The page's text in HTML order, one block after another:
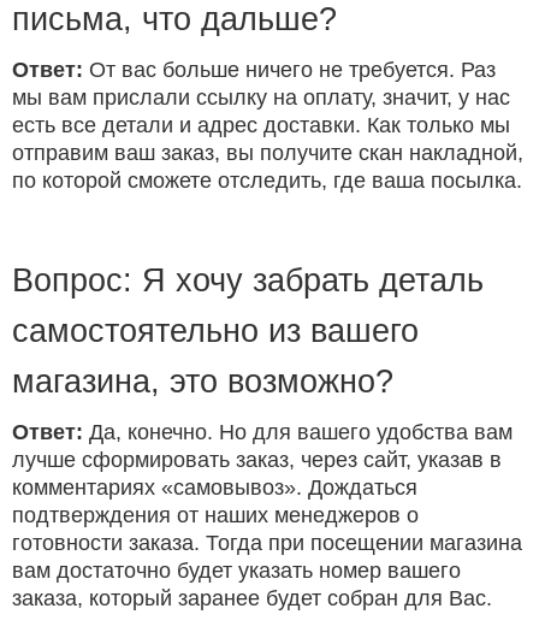
письма, что дальше?
Ответ: От вас больше ничего не требуется. Раз
мы вам прислали ссылку на оплату, значит, у нас
есть все детали и адрес доставки. Как только мы
отправим ваш заказ, вы получите скан накладной,
по которой сможете отследить, где ваша посылка.
Вопрос: Я хочу забрать деталь
самостоятельно из вашего
магазина, это возможно?
Ответ: Да, конечно. Но для вашего удобства вам
лучше сформировать заказ, через сайт, указав в
комментариях «самовывоз». Дождаться
подтверждения от наших менеджеров о
готовности заказа. Тогда при посещении магазина
вам достаточно будет указать номер вашего
заказа, который заранее будет собран для Вас.